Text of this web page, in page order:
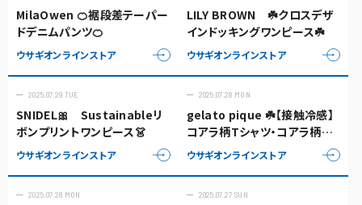
MilaOwen 🍊裾段差テーパー
ドデニムパンツ🍊
ウサギオンラインストア
LILY BROWN ☘️クロスデザ
インドッキングワンピース☘️
ウサギオンラインストア
2025.07.29 TUE
SNIDEL🎀 Sustainableリ
ボンプリントワンピース👗
ウサギオンラインストア
2025.07.28 MON
gelato pique ☘️【接触冷感】
コアラ柄Tシャツ・コアラ柄シ
ョートパンツ・コアラ柄ロング
パンツ☘️
ウサギオンラインストア
2025.07.28 MON 2025.07.27 SUN